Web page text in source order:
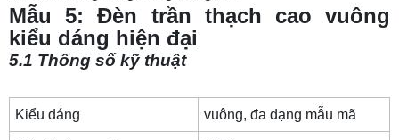
Mẫu 5: Đèn trần thạch cao vuông
kiểu dáng hiện đại
5.1 Thông số kỹ thuật
Kiểu dáng vuông, đa dạng mẫu mã